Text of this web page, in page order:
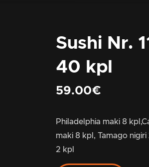
Sushi Nr.
40 kpl
59.00€
Philadelphia maki 8
maki 8 kpl, Tamago
2 kpl